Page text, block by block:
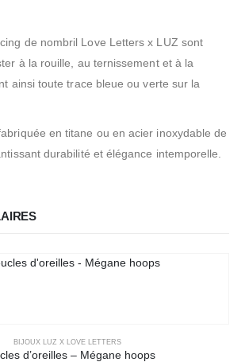
de nombril Love Letters x LUZ sont
à la rouille, au ternissement et à la
ainsi toute trace bleue ou verte sur la
en titane ou en acier inoxydable de
durabilité et élégance intemporelle.
BIJOUX LUZ X LOVE LETTERS
d’oreilles – Mégane hoops